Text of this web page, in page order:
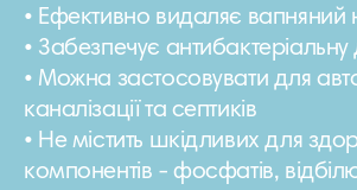
• Ефективно видаляє вапняний
• Забезпечує антибактеріальну
• Можна застосовувати для
каналізації та септиків
• Не містить шкідливих для
компонентів - фосфатів,